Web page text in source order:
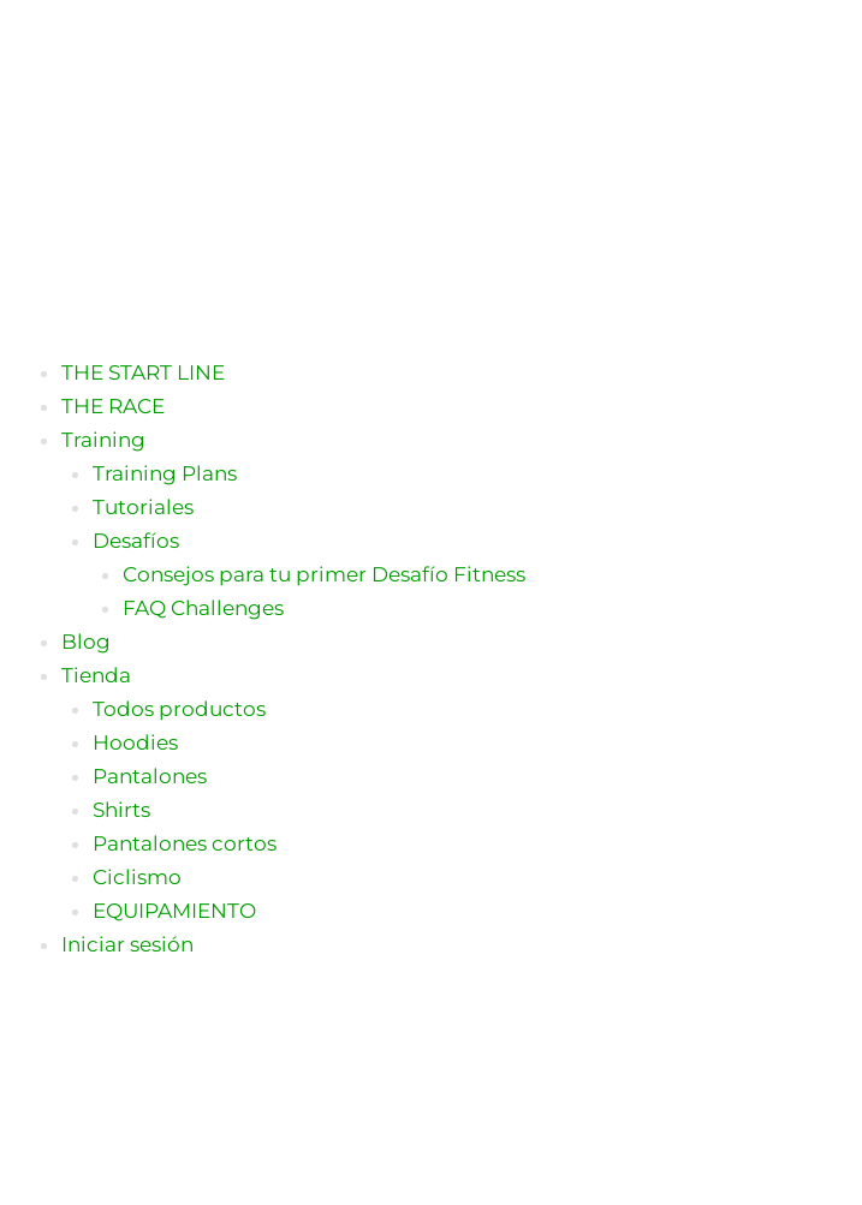
THE START LINE
THE RACE
Training
Training Plans
Tutoriales
Desafíos
Consejos para tu primer Desafío Fitness
FAQ Challenges
Blog
Tienda
Todos productos
Hoodies
Pantalones
Shirts
Pantalones cortos
Ciclismo
EQUIPAMIENTO
Iniciar sesión